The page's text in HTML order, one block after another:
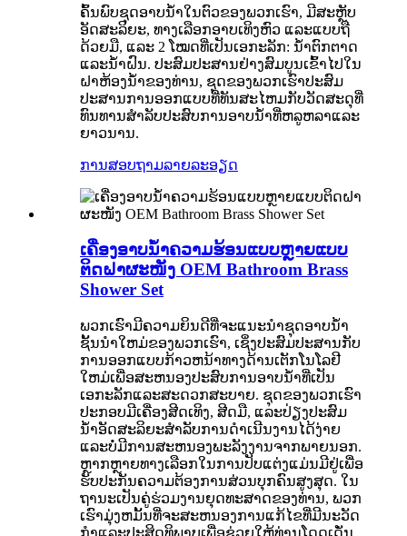
ຄົ້ນພົບຊຸດອາບນໍ້າໃນຕົວຂອງພວກເຮົາ, ມີສະຫຼັບ
ອັດສະລິຍະ, ທາງເລືອກອາບເທິງຫົວ ແລະແບບຖື
ດ້ວຍມື, ແລະ 2 ໂໝດທີ່ເປັນເອກະລັກ: ນໍ້າຕົກຕາດ
ແລະນໍ້າຝົນ. ປະສົມປະສານຢ່າງສົມບູນເຂົ້າໄປໃນ
ຝາຫ້ອງນ້ໍາຂອງທ່ານ, ຊຸດຂອງພວກເຮົາປະສົມ
ປະສານການອອກແບບທີ່ທັນສະໄຫມກັບວັດສະດຸທີ່
ທົນທານສໍາລັບປະສົບການອາບນ້ໍາທີ່ຫລູຫລາແລະ
ຍາວນານ.
ການສອບຖາມລາຍລະອຽດ
ເຄື່ອງອາບນໍ້າຄວາມຮ້ອນແບບຫຼາຍແບບ
ຕິດຝາຜະໜັງ OEM Bathroom Brass
Shower Set
ພວກເຮົາມີຄວາມຍິນດີທີ່ຈະແນະນໍາຊຸດອາບນ້ໍາ
ຊັ້ນນໍາໃຫມ່ຂອງພວກເຮົາ, ເຊິ່ງປະສົມປະສານກັບ
ການອອກແບບກ້າວຫນ້າທາງດ້ານເຕັກໂນໂລຢີ
ໃຫມ່ເພື່ອສະຫນອງປະສົບການອາບນ້ໍາທີ່ເປັນ
ເອກະລັກແລະສະດວກສະບາຍ. ຊຸດຂອງພວກເຮົາ
ປະກອບມີເຄື່ອງສີດເທິງ, ສີດມື, ແລະປ່ຽງປະສົມ
ນ້ໍາອັດສະລິຍະສໍາລັບການດໍາເນີນງານໄດ້ງ່າຍ
ແລະບໍ່ມີການສະຫນອງພະລັງງານຈາກພາຍນອກ.
ຫຼາກຫຼາຍທາງເລືອກໃນການປັບແຕ່ງແມ່ນມີຢູ່ເພື່ອ
ຮັບປະກັນຄວາມຕ້ອງການສ່ວນບຸກຄົນສູງສຸດ. ໃນ
ຖານະເປັນຄູ່ຮ່ວມງານຍຸດທະສາດຂອງທ່ານ, ພວກ
ເຮົາມຸ່ງຫມັ້ນທີ່ຈະສະຫນອງການແກ້ໄຂທີ່ມີນະວັດ
ກໍາແລະປະສິດທິພາບເພື່ອຊ່ວຍໃຫ້ທ່ານໂດດເດັ່ນ